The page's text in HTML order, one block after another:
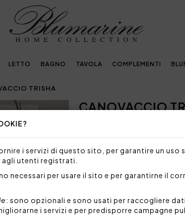
i servizi di questo sito, per garantire un uso
utenti registrati.
necessari per usare il sito e per garantirne il
: sono opzionali e sono usati per raccogliere
i servizi e per predisporre campagne
LETTO BAGNO TAVOLA COMPLEMENTI
TRISHA
NextCANOVACCIO
Siamo spiacenti, ma al
prodotto.
Canovaccio in lino con
Misure: 50x70 cm
Tessuto: 100% lino